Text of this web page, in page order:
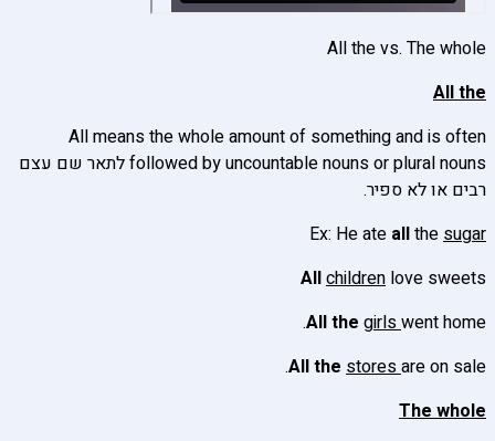
All the vs. The whole
All the
All means the whole amount of something and is often
followed by uncountable nouns or plural nouns לתאר שם עצם
רבים או לא ספיר.
Ex: He ate allthesugar
Allchildren love sweets
All the girlswent home.
All the storesare on sale.
The whole